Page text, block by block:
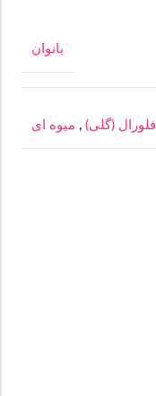
بانوان
فلورال (گلی) , میوه ای